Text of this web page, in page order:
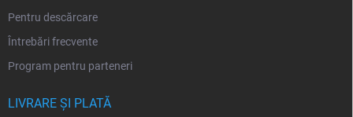
Pentru descărcare
Întrebări frecvente
Program pentru parteneri
LIVRARE ȘI PLATĂ